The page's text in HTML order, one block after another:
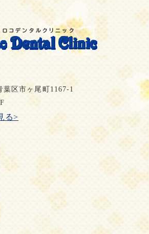
区市ヶ尾町1167-1
る>